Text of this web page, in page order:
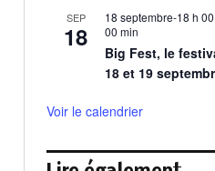
SEP
18
18 septembre-18 h
00 min
Big Fest, le
18 et 19
Voir le calendrier